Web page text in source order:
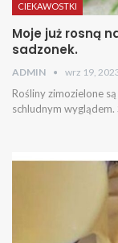
CIEKAWOSTKI
Moje już rosną
sadzonek.
ADMIN wrz 19,
Rośliny zimozielone
schludnym